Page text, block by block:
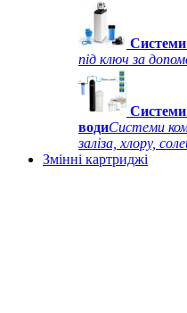
під ключ за
водиСистеми
заліза, хлору,
Змінні картриджі